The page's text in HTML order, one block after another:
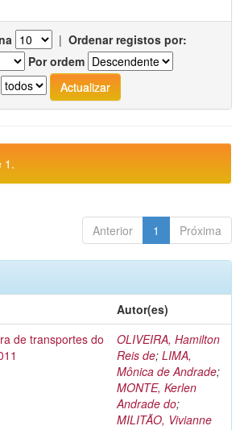
| Ordenar registos por:
Por ordem
1.
Anterior 1 Próxima
Autor(es)
de transportes do
OLIVEIRA, Hamilton
Reis de; LIMA,
Mônica de Andrade;
MONTE, Kerlen
Andrade do;
MILITÃO, Vivianne